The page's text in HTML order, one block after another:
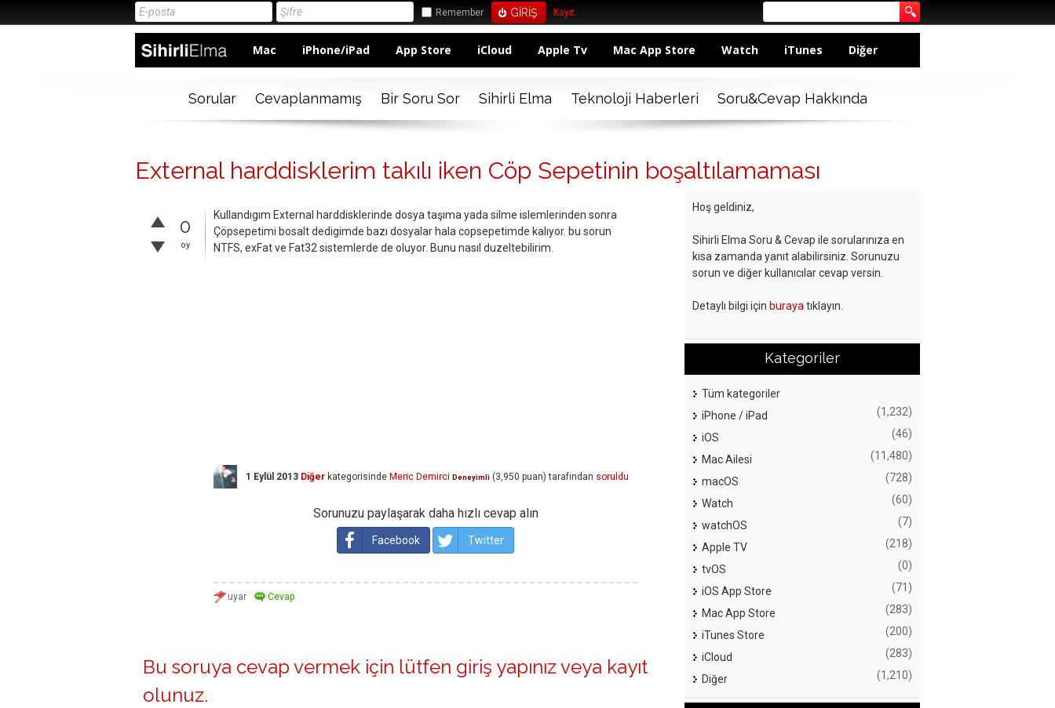
Remember Kayıt
Mac iPhone/iPad App Store iCloud Apple Tv Mac App Store Watch iTunes Diğer
Sorular Cevaplanmamış Bir Soru Sor Sihirli Elma Teknoloji Haberleri Soru&Cevap Hakkında
External harddisklerim takılı iken Cöp Sepetinin boşaltılamaması
0
oy
Kullandıgım External harddisklerinde dosya taşıma yada silme islemlerinden sonra
Çöpsepetimi bosalt dedigimde bazı dosyalar hala copsepetimde kalıyor. bu sorun
NTFS, exFat ve Fat32 sistemlerde de oluyor. Bunu nasıl duzeltebilirim.
1 Eylül 2013 Diğer kategorisinde Meric Demirci Deneyimli (3,950 puan) tarafından soruldu
Sorunuzu paylaşarak daha hızlı cevap alın
Facebook Twitter
Bu soruya cevap vermek için lütfen giriş yapınız veya kayıt
olunuz.
Hoş geldiniz,
Sihirli Elma Soru & Cevap ile sorularınıza en
kısa zamanda yanıt alabilirsiniz. Sorunuzu
sorun ve diğer kullanıcılar cevap versin.
Detaylı bilgi için buraya tıklayın.
Kategoriler
Tüm kategoriler
iPhone / iPad
(1,232)
iOS (46)
Mac Ailesi (11,480)
macOS (728)
Watch (60)
watchOS (7)
Apple TV (218)
tvOS (0)
iOS App Store (71)
Mac App Store (283)
iTunes Store (200)
iCloud (283)
Diğer (1,210)